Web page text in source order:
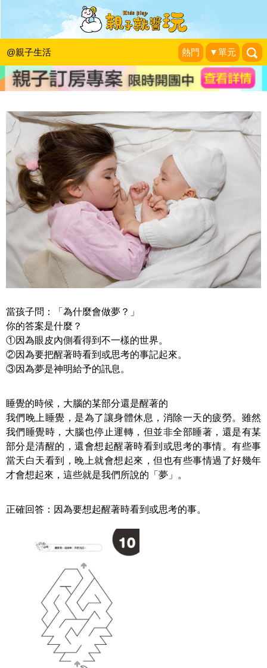
@親子生活 熱門 ▼單元
為什麼會做夢―從「為什麼」開啟滔滔
不絕的親子對話
新手父母|2014-03-05
當孩子問：「為什麼會做夢？」
你的答案是什麼？
①因為眼皮內側看得到不一樣的世界。
②因為要把醒著時看到或思考的事記起來。
③因為夢是神明給予的訊息。
睡覺的時候，大腦的某部分還是醒著的
我們晚上睡覺，是為了讓身體休息，消除一天的疲勞。雖然
我們睡覺時，大腦也停止運轉，但並非全部睡著，還是有某
部分是清醒的，還會想起醒著時看到或思考的事情。有些事
當天白天看到，晚上就會想起來，但也有些事情過了好幾年
才會想起來，這些就是我們所說的「夢」。
正確回答：因為要想起醒著時看到或思考的事。